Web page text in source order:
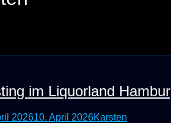
im Liquorland
202610. April 2026Karsten